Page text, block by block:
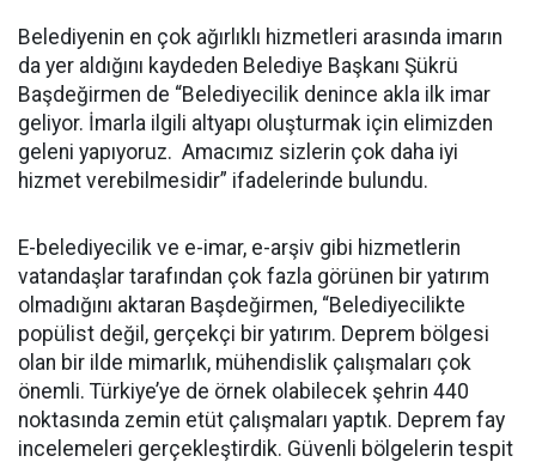
Belediyenin en çok ağırlıklı hizmetleri arasında imarın
da yer aldığını kaydeden Belediye Başkanı Şükrü
Başdeğirmen de “Belediyecilik denince akla ilk imar
geliyor. İmarla ilgili altyapı oluşturmak için elimizden
geleni yapıyoruz. Amacımız sizlerin çok daha iyi
hizmet verebilmesidir” ifadelerinde bulundu.
E-belediyecilik ve e-imar, e-arşiv gibi hizmetlerin
vatandaşlar tarafından çok fazla görünen bir yatırım
olmadığını aktaran Başdeğirmen, “Belediyecilikte
popülist değil, gerçekçi bir yatırım. Deprem bölgesi
olan bir ilde mimarlık, mühendislik çalışmaları çok
önemli. Türkiye’ye de örnek olabilecek şehrin 440
noktasında zemin etüt çalışmaları yaptık. Deprem fay
incelemeleri gerçekleştirdik. Güvenli bölgelerin tespit